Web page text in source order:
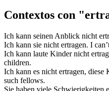
Contextos con
Ich kann seinen Anblick nicht
Ich kann sie nicht ertragen. I
Ich kann laute Kinder nicht
children.
Ich kann es nicht ertragen, diese
such fellows.